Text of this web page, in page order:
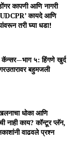
कापणी आणि नागरी
कायदे आणि
तरी घ्या धडा!
कॅन्सर—भाग ५: हिंगणे खुर्द
बहुमजली
धोका आणि
नाही काय? कॉन्टूर प्लॅन,
वाढवले प्रश्न